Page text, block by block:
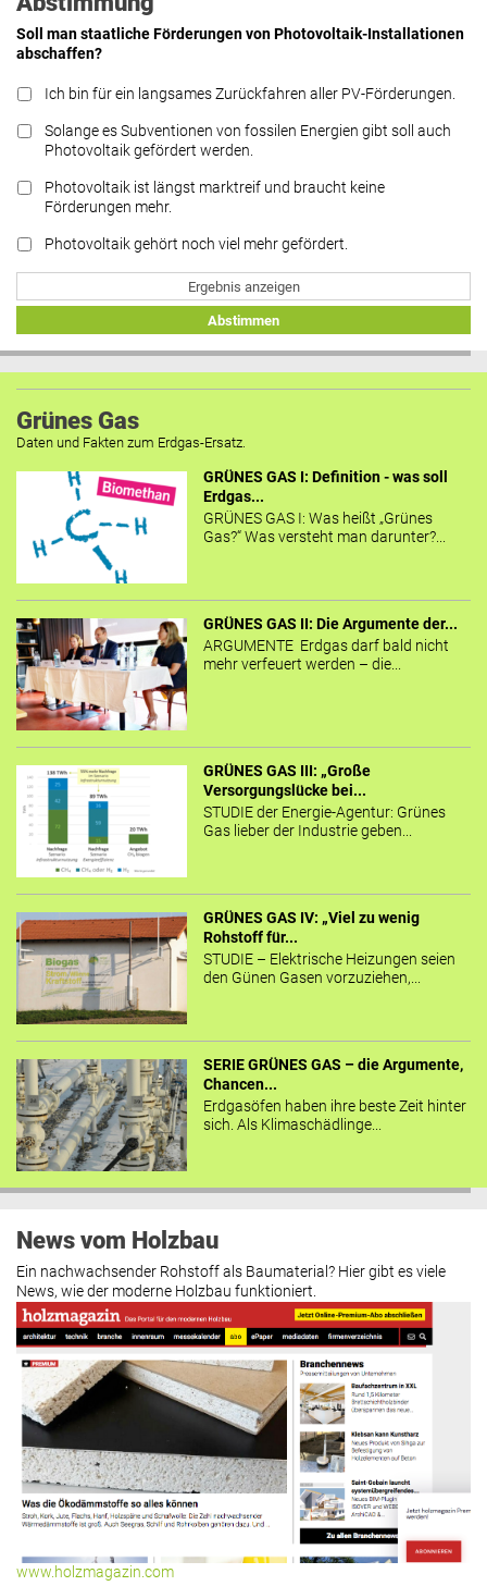
Soll man staatliche Förderungen von Photovoltaik-Installationen
abschaffen?
Ich bin für ein langsames Zurückfahren aller PV-Förderungen.
Solange es Subventionen von fossilen Energien gibt soll auch
Photovoltaik gefördert werden.
Photovoltaik ist längst marktreif und braucht keine
Förderungen mehr.
Photovoltaik gehört noch viel mehr gefördert.
Ergebnis anzeigen
Abstimmen
Grünes Gas
Daten und Fakten zum Erdgas-Ersatz.
GRÜNES GAS I: Definition - was soll
Erdgas...
GRÜNES GAS I: Was heißt „Grünes
Gas?“ Was versteht man darunter?...
GRÜNES GAS II: Die Argumente der...
ARGUMENTE Erdgas darf bald nicht
mehr verfeuert werden – die...
GRÜNES GAS III: „Große
Versorgungslücke bei...
STUDIE der Energie-Agentur: Grünes
Gas lieber der Industrie geben...
GRÜNES GAS IV: „Viel zu wenig
Rohstoff für...
STUDIE – Elektrische Heizungen seien
den Günen Gasen vorzuziehen,...
SERIE GRÜNES GAS – die Argumente,
Chancen...
Erdgasöfen haben ihre beste Zeit hinter
sich. Als Klimaschädlinge...
News vom Holzbau
Ein nachwachsender Rohstoff als Baumaterial? Hier gibt es viele
News, wie der moderne Holzbau funktioniert.
www.holzmagazin.com